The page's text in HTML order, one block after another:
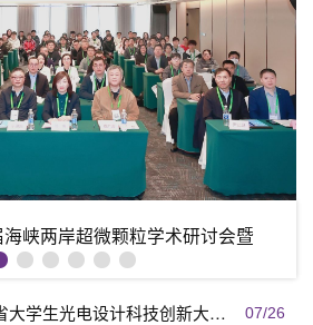
山东省大学生物理实验大赛
峡两岸超微颗粒学术研讨会暨
粒专委会2026年会
城市大学 第一届物理驱动未来
论坛召开
东省第七届大学生光电设计科
绩
技工作座谈会暨2025年国家自
会
教育基地开展主题党日暨班主
动
山东省大学生物理实验大赛
峡两岸超微颗粒学术研讨会暨
粒专委会2026年会
我院学子在第九届山东省大学生光电设计科技创新大赛斩获佳绩 07/26